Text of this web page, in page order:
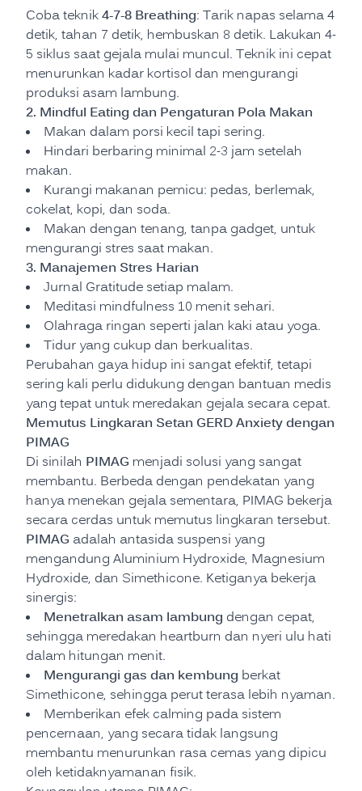
Coba teknik4-7-8 Breathing: Tarik napas selama 4
detik, tahan 7 detik, hembuskan 8 detik. Lakukan 4-
5 siklus saat gejala mulai muncul. Teknik ini cepat
menurunkan kadar kortisol dan mengurangi
produksi asam lambung.
2. Mindful Eating dan Pengaturan Pola Makan
Makan dalam porsi kecil tapi sering.
Hindari berbaring minimal 2-3 jam setelah
makan.
Kurangi makanan pemicu: pedas, berlemak,
cokelat, kopi, dan soda.
Makan dengan tenang, tanpa gadget, untuk
mengurangi stres saat makan.
3. Manajemen Stres Harian
Jurnal Gratitude setiap malam.
Meditasi mindfulness 10 menit sehari.
Olahraga ringan seperti jalan kaki atau yoga.
Tidur yang cukup dan berkualitas.
Perubahan gaya hidup ini sangat efektif, tetapi
sering kali perlu didukung dengan bantuan medis
yang tepat untuk meredakan gejala secara cepat.
Memutus Lingkaran Setan GERD Anxiety dengan
PIMAG
Di sinilah PIMAG menjadi solusi yang sangat
membantu. Berbeda dengan pendekatan yang
hanya menekan gejala sementara, PIMAG bekerja
secara cerdas untuk memutus lingkaran tersebut.
PIMAG adalah antasida suspensi yang
mengandung Aluminium Hydroxide, Magnesium
Hydroxide, dan Simethicone. Ketiganya bekerja
sinergis:
Menetralkan asam lambung dengan cepat,
sehingga meredakan heartburn dan nyeri ulu hati
dalam hitungan menit.
Mengurangi gas dan kembung berkat
Simethicone, sehingga perut terasa lebih nyaman.
Memberikan efek calming pada sistem
pencernaan, yang secara tidak langsung
membantu menurunkan rasa cemas yang dipicu
oleh ketidaknyamanan fisik.